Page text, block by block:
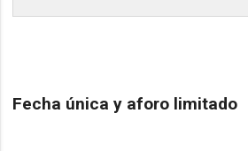
Fecha única y aforo limitado